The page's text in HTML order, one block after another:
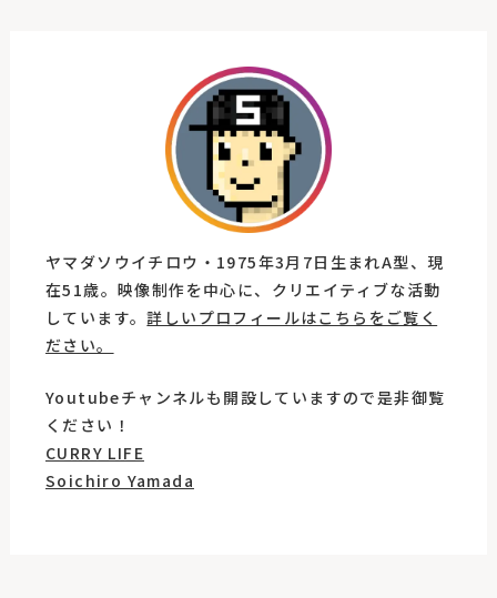
ヤマダソウイチロウ・1975年3月7日生まれA型、現
在51歳。映像制作を中心に、クリエイティブな活動
しています。詳しいプロフィールはこちらをご覧く
ださい。
Youtubeチャンネルも開設していますので是非御覧
ください！
CURRY LIFE
Soichiro Yamada